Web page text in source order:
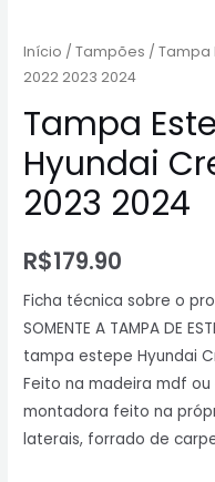
Início /Tampões / Tampa
2022 2023 2024
Tampa
Hyundai
2023 2024
R$179.90
Ficha técnica sobre o
SOMENTE A TAMPA DE
tampa estepe Hyundai
Feito na madeira mdf
montadora feito na
laterais, forrado de